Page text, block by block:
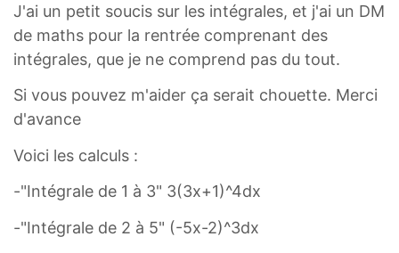
J'ai un petit soucis sur les intégrales, et j'ai un DM
de maths pour la rentrée comprenant des
intégrales, que je ne comprend pas du tout.
Si vous pouvez m'aider ça serait chouette. Merci
d'avance
Voici les calculs :
-"Intégrale de 1 à 3" 3(3x+1)^4dx
-"Intégrale de 2 à 5" (-5x-2)^3dx